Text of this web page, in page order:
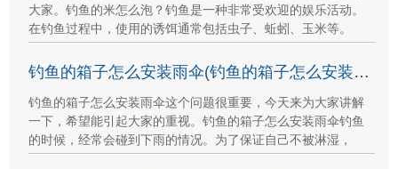
大家。钓鱼的米怎么泡？钓鱼是一种非常受欢迎的娱乐活动。
在钓鱼过程中，使用的诱饵通常包括虫子、蚯蚓、玉米等。
钓鱼的箱子怎么安装雨伞(钓鱼的箱子怎么安装雨伞图解)
钓鱼的箱子怎么安装雨伞这个问题很重要，今天来为大家讲解
一下，希望能引起大家的重视。钓鱼的箱子怎么安装雨伞钓鱼
的时候，经常会碰到下雨的情况。为了保证自己不被淋湿，